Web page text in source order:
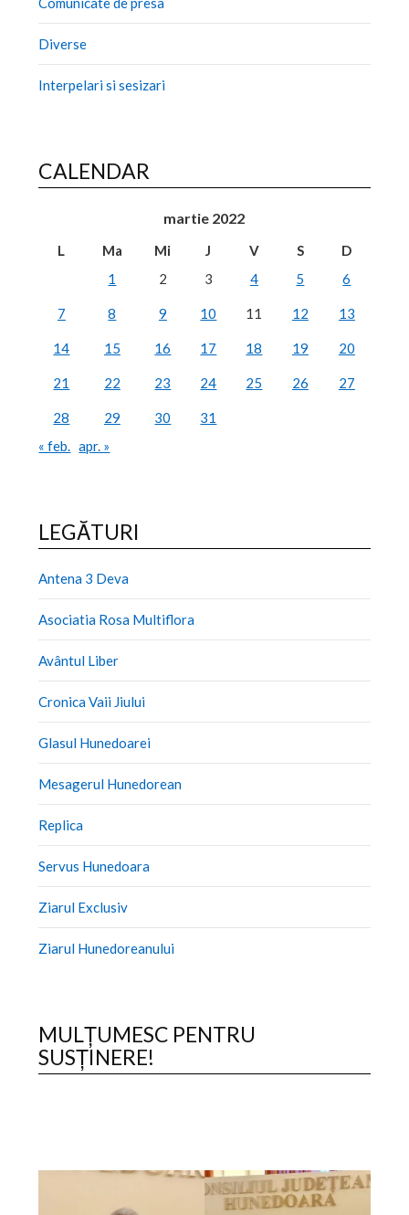
Diverse
Interpelari si sesizari
CALENDAR
martie 2022
L Ma Mi J V S
D
1
2 3 4 5 6
7 8 9 10 11 12 13
14 15 16 17 18 19 20
21 22 23 24 25 26 27
28 29 30
31
« feb. apr. »
LEGĂTURI
Antena 3 Deva
Asociatia Rosa Multiflora
Avântul Liber
Cronica Vaii Jiului
Glasul Hunedoarei
Mesagerul Hunedorean
Replica
Servus Hunedoara
Ziarul Exclusiv
Ziarul Hunedoreanului
MULȚUMESC PENTRU
SUSȚINERE!